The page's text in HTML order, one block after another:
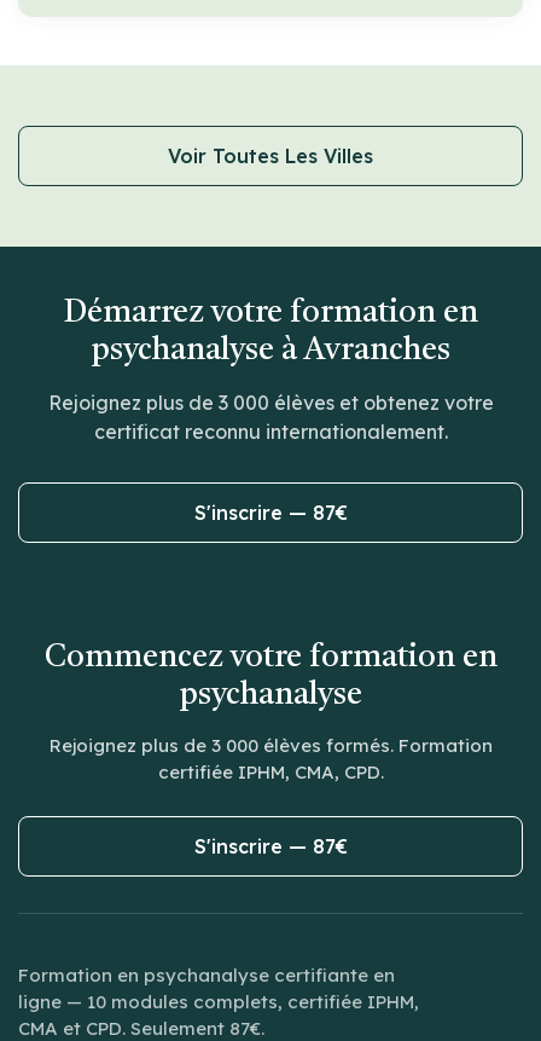
Voir Toutes Les Villes
Démarrez votre formation en
psychanalyse à Avranches
Rejoignez plus de 3 000 élèves et obtenez votre
certificat reconnu internationalement.
S'inscrire — 87€
Commencez votre formation en
psychanalyse
Rejoignez plus de 3 000 élèves formés. Formation
certifiée IPHM, CMA, CPD.
S'inscrire — 87€
Formation en psychanalyse certifiante en
ligne — 10 modules complets, certifiée IPHM,
CMA et CPD. Seulement 87€.